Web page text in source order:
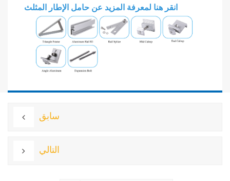
انقر هنا لمعرفة المزيد عن حامل الإطار المثلث
سابق
التالي